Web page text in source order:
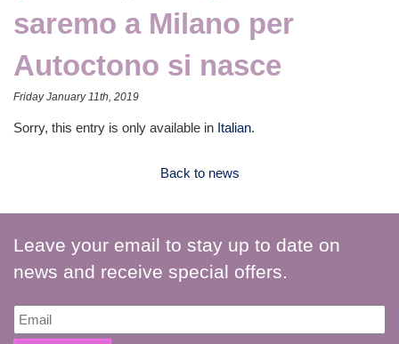
saremo a Milano per
Autoctono si nasce
Friday January 11th, 2019
Sorry, this entry is only available in Italian.
Back to news
Leave your email to stay up to date on
news and receive special offers.